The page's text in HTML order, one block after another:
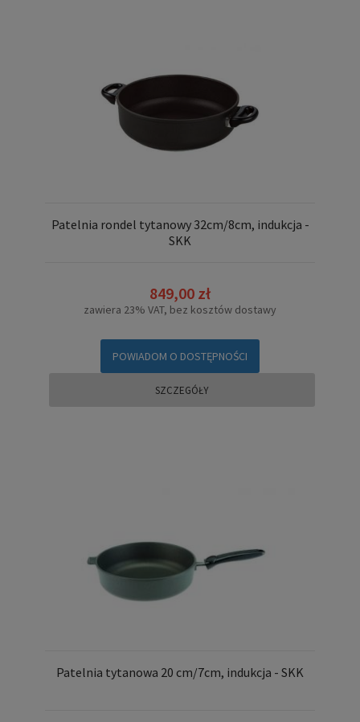
Patelnia rondel tytanowy 32cm/8cm, indukcja -
SKK
849,00 zł
zawiera 23% VAT, bez kosztów dostawy
POWIADOM O DOSTĘPNOŚCI
SZCZEGÓŁY
Patelnia tytanowa 20 cm/7cm, indukcja - SKK